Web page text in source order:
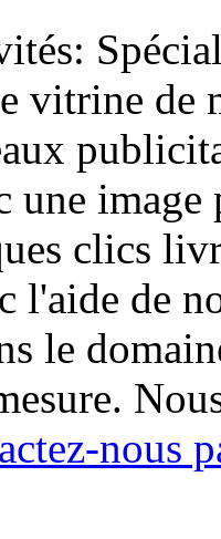
vitrine de
une
clics
l'aide de
le
nous